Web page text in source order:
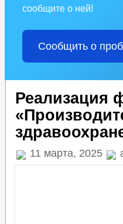
сообщите о ней!
Сообщить о
Реализация
11 марта, 2025